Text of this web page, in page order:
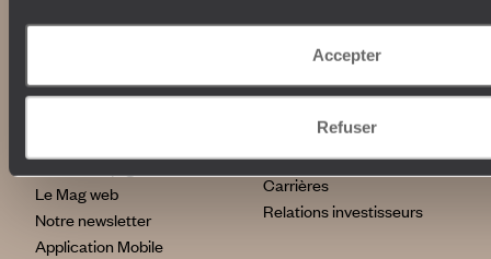
Accepter
Refuser
Notre valeur ajoutée
Autour du voyage
Le Mag web
Notre newsletter
Application Mobile
Déconnecter
Plongée
Institutionnel
Fondation d'entreprise
Carrières
Relations investisseurs